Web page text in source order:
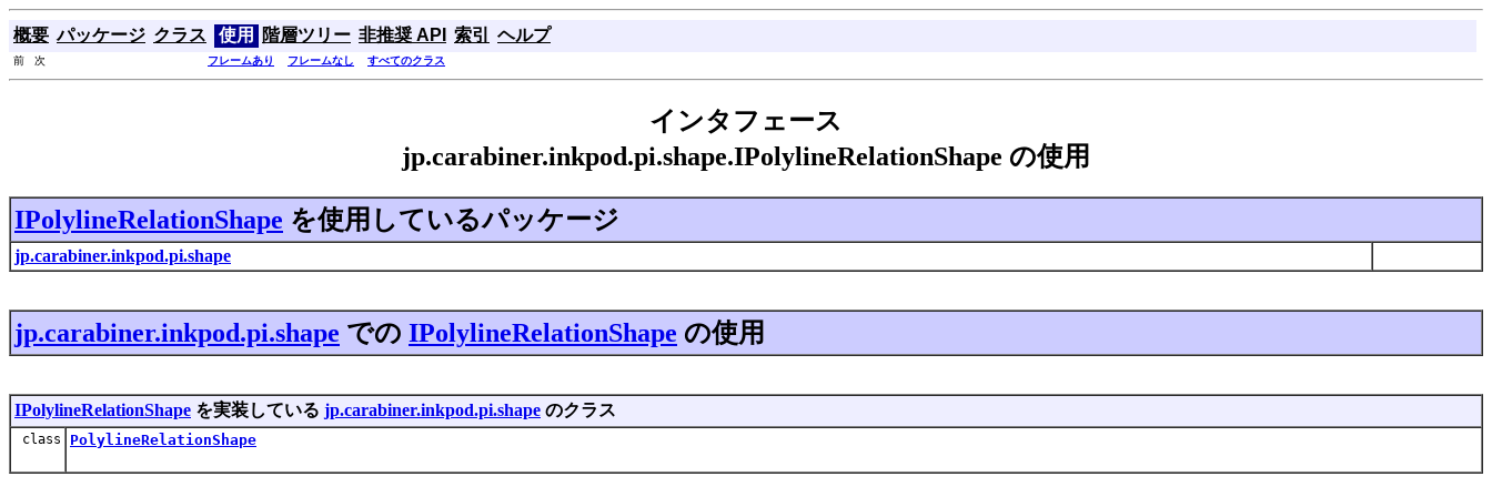
概要 パッケージ クラス 使用 階層ツリー 非推奨 API 索引 ヘルプ
前 次 フレームあり フレームなし すべてのクラス
インタフェース
jp.carabiner.inkpod.pi.shape.IPolylineRelationShape の使用
IPolylineRelationShape を使用しているパッケージ
jp.carabiner.inkpod.pi.shape
jp.carabiner.inkpod.pi.shape での IPolylineRelationShape の使用
IPolylineRelationShape を実装している jp.carabiner.inkpod.pi.shape のクラス
class PolylineRelationShape